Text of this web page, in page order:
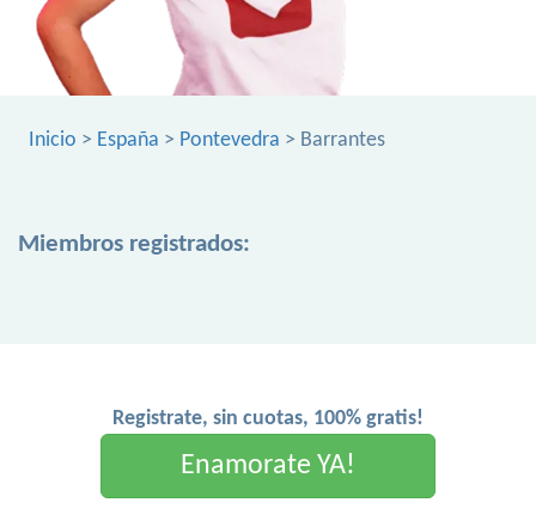
Inicio > España > Pontevedra > Barrantes
Miembros registrados:
Registrate, sin cuotas, 100% gratis!
Enamorate YA!